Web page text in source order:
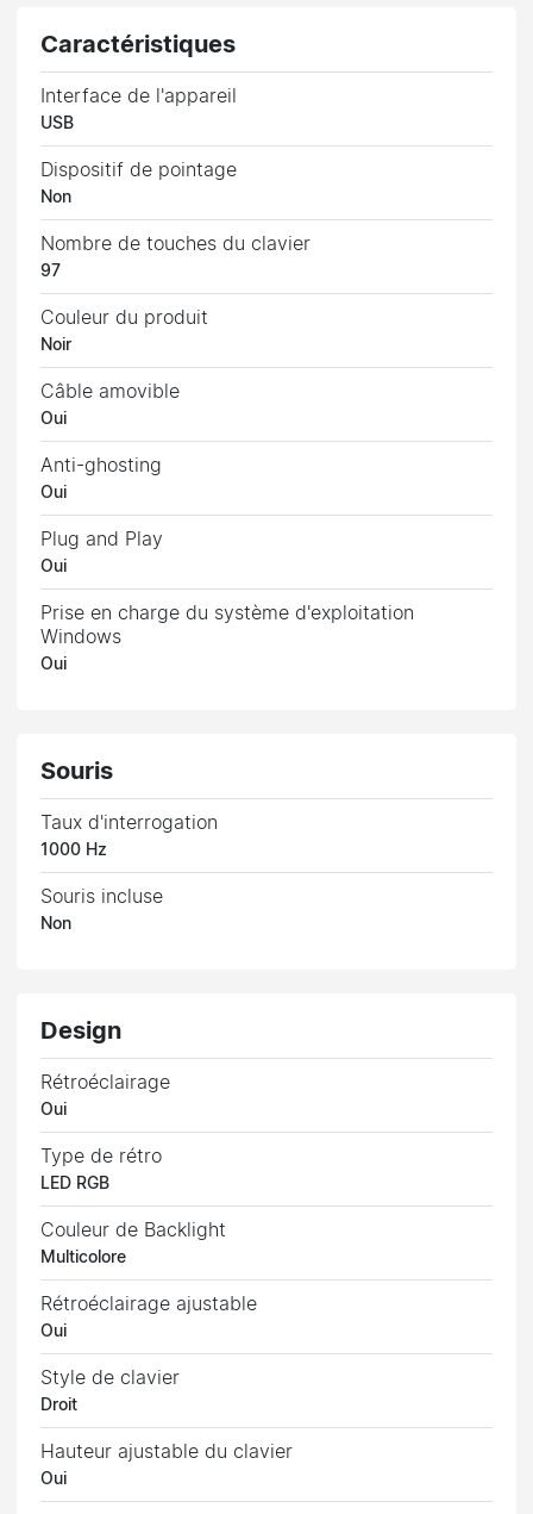
Caractéristiques
Interface de l'appareil
USB
Dispositif de pointage
Non
Nombre de touches du clavier
97
Couleur du produit
Noir
Câble amovible
Oui
Anti-ghosting
Oui
Plug and Play
Oui
Prise en charge du système d'exploitation
Windows
Oui
Souris
Taux d'interrogation
1000 Hz
Souris incluse
Non
Design
Rétroéclairage
Oui
Type de rétro
LED RGB
Couleur de Backlight
Multicolore
Rétroéclairage ajustable
Oui
Style de clavier
Droit
Hauteur ajustable du clavier
Oui